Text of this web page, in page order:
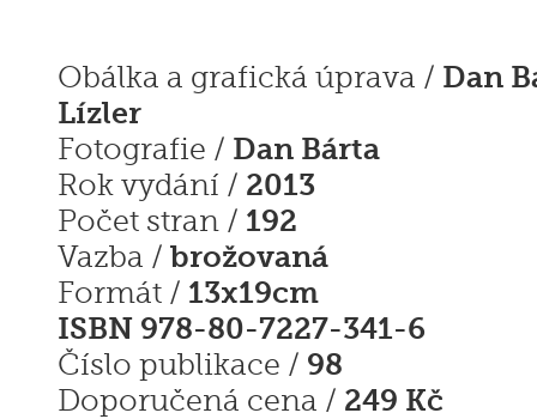
Obálka a grafická úprava / Dan
Lízler
Fotografie / Dan Bárta
Rok vydání / 2013
Počet stran / 192
Vazba / brožovaná
Formát / 13x19cm
ISBN 978-80-7227-341-6
Číslo publikace / 98
Doporučená cena / 249 Kč